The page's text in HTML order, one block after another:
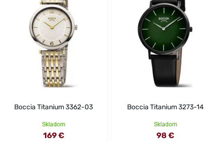
Boccia Titanium 3362-03
Skladom
169 €
Boccia Titanium 3273-14
Skladom
98 €